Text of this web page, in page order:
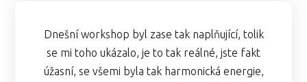
Dnešní workshop byl zase tak naplňující, tolik
se mi toho ukázalo, je to tak reálné, jste fakt
úžasní, se všemi byla tak harmonická energie,